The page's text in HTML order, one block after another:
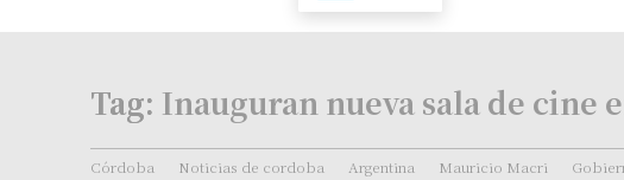
Tag: Inauguran nueva sala de cine
Córdoba Noticias de cordoba Argentina Mauricio Macri